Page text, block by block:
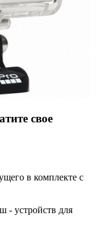
свое
в комплекте с
- устройств для